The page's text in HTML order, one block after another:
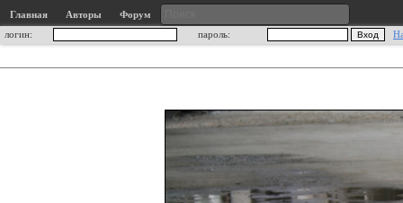
Главная Авторы
Форум
логин:
пароль: